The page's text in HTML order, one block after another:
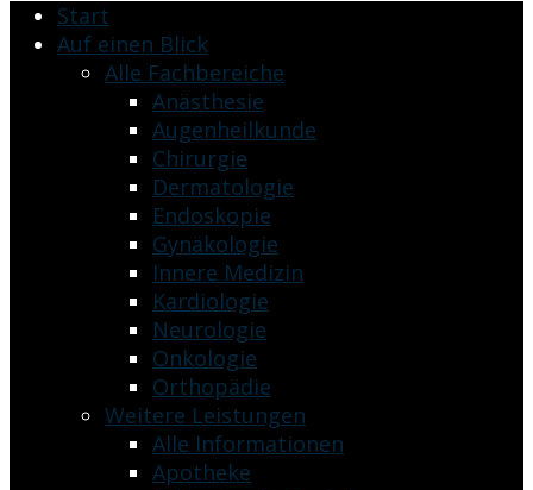
Start
Auf einen Blick
Alle Fachbereiche
Anästhesie
Augenheilkunde
Chirurgie
Dermatologie
Endoskopie
Gynäkologie
Innere Medizin
Kardiologie
Neurologie
Onkologie
Orthopädie
Weitere Leistungen
Alle Informationen
Apotheke